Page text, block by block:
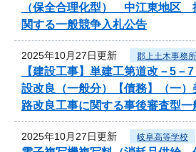
（保全合理化型） 中江東地区
関する一般競争入札公告
2025年10月27日更新 郡上土木事務所
【建設工事】単建工第道改－5
設改良（一般分）【債務】（一
路改良工事に関する事後審査型
2025年10月27日更新 岐阜高等学校